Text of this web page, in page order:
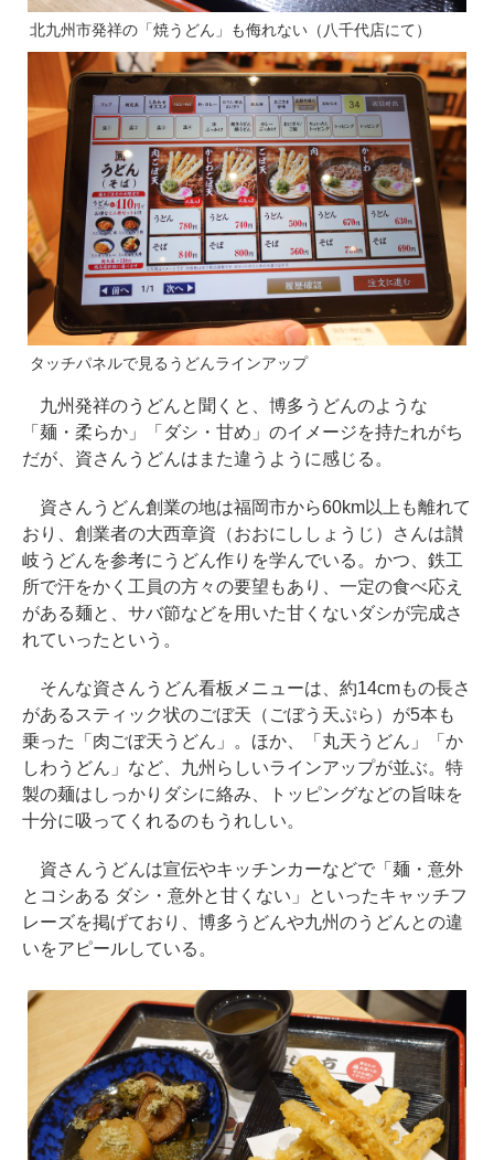
北九州市発祥の「焼うどん」も侮れない（八千代店にて）
タッチパネルで見るうどんラインアップ
九州発祥のうどんと聞くと、博多うどんのような
「麺・柔らか」「ダシ・甘め」のイメージを持たれがち
だが、資さんうどんはまた違うように感じる。
資さんうどん創業の地は福岡市から60km以上も離れて
おり、創業者の大西章資（おおにししょうじ）さんは讃
岐うどんを参考にうどん作りを学んでいる。かつ、鉄工
所で汗をかく工員の方々の要望もあり、一定の食べ応え
がある麺と、サバ節などを用いた甘くないダシが完成さ
れていったという。
そんな資さんうどん看板メニューは、約14cmもの長さ
があるスティック状のごぼ天（ごぼう天ぷら）が5本も
乗った「肉ごぼ天うどん」。ほか、「丸天うどん」「か
しわうどん」など、九州らしいラインアップが並ぶ。特
製の麺はしっかりダシに絡み、トッピングなどの旨味を
十分に吸ってくれるのもうれしい。
資さんうどんは宣伝やキッチンカーなどで「麺・意外
とコシある ダシ・意外と甘くない」といったキャッチフ
レーズを掲げており、博多うどんや九州のうどんとの違
いをアピールしている。